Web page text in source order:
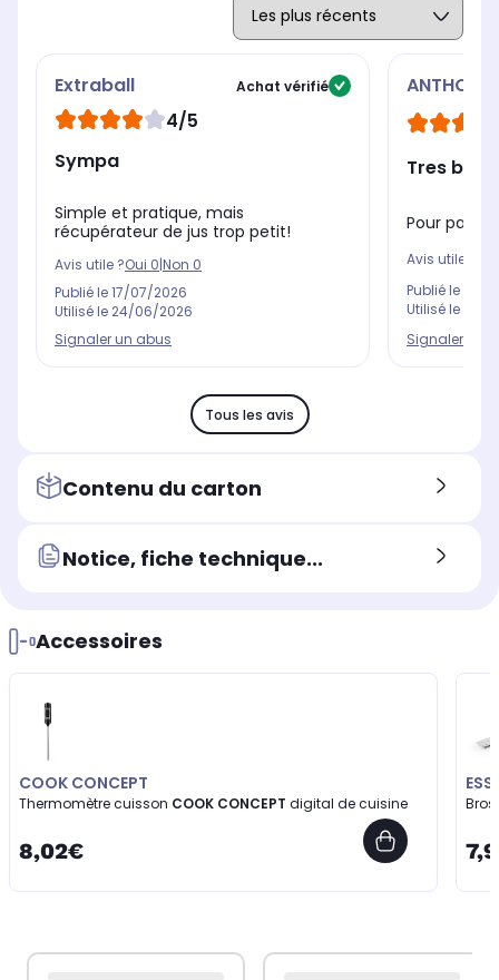
Extraball Achat vérifié
4/5
Sympa
Simple et pratique, mais
récupérateur de jus trop petit!
Avis utile ?Oui 0 Non 0
Publié le17/07/2026
Utilisé le 24/06/2026
Signaler un abus
ANTHONY
Tres
Pour
Avis utile ?
Publié le
Utilisé le
Signaler un
Tous les avis
Contenu du carton
Notice, fiche technique...
Accessoires
COOK CONCEPT
Thermomètre cuisson COOK CONCEPT digital de cuisine
8,02€